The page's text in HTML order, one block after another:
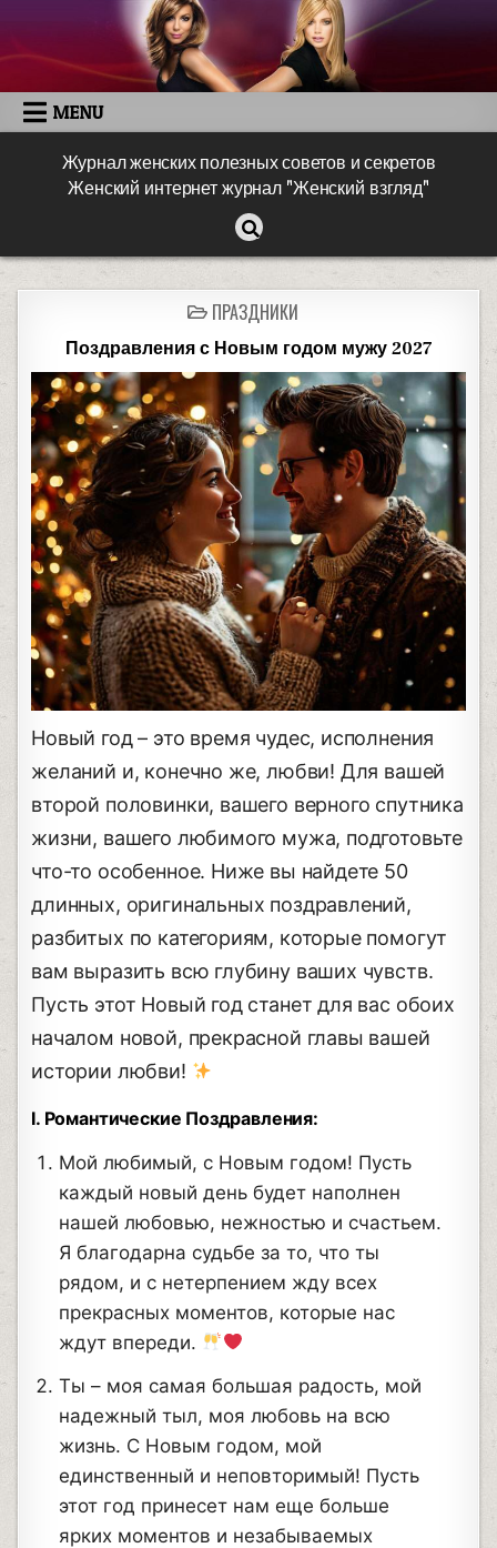
MENU
Журнал женских полезных советов и секретов
Женский интернет журнал "Женский взгляд"
ПРАЗДНИКИ
Поздравления с Новым годом мужу 2027
Новый год – это время чудес, исполнения
желаний и, конечно же, любви! Для вашей
второй половинки, вашего верного спутника
жизни, вашего любимого мужа, подготовьте
что-то особенное. Ниже вы найдете 50
длинных, оригинальных поздравлений,
разбитых по категориям, которые помогут
вам выразить всю глубину ваших чувств.
Пусть этот Новый год станет для вас обоих
началом новой, прекрасной главы вашей
истории любви!
I. Романтические Поздравления:
Мой любимый, с Новым годом! Пусть
каждый новый день будет наполнен
нашей любовью, нежностью и счастьем.
Я благодарна судьбе за то, что ты
рядом, и с нетерпением жду всех
прекрасных моментов, которые нас
ждут впереди.
Ты – моя самая большая радость, мой
надежный тыл, моя любовь на всю
жизнь. С Новым годом, мой
единственный и неповторимый! Пусть
этот год принесет нам еще больше
ярких моментов и незабываемых